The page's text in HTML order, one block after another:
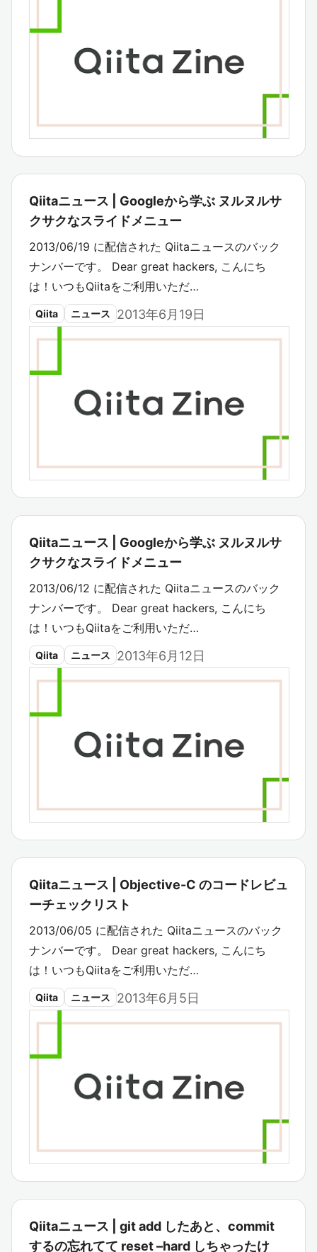
Qiitaニュース | Googleから学ぶ ヌルヌルサ
クサクなスライドメニュー
2013/06/19 に配信された Qiitaニュースのバック
ナンバーです。 Dear great hackers, こんにち
は！いつもQiitaをご利用いただ…
Qiita ニュース 2013年6月19日
Qiitaニュース | Googleから学ぶ ヌルヌルサ
クサクなスライドメニュー
2013/06/12 に配信された Qiitaニュースのバック
ナンバーです。 Dear great hackers, こんにち
は！いつもQiitaをご利用いただ…
Qiita ニュース 2013年6月12日
Qiitaニュース | Objective-C のコードレビュ
ーチェックリスト
2013/06/05 に配信された Qiitaニュースのバック
ナンバーです。 Dear great hackers, こんにち
は！いつもQiitaをご利用いただ…
Qiita ニュース 2013年6月5日
Qiitaニュース | git add したあと、commit
するの忘れてて reset –hard しちゃったけ